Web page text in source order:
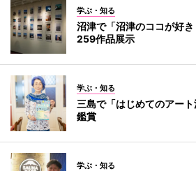
学ぶ・知る
沼津で「沼津のココが好
259作品展示
学ぶ・知る
三島で「はじめてのアー
鑑賞
学ぶ・知る